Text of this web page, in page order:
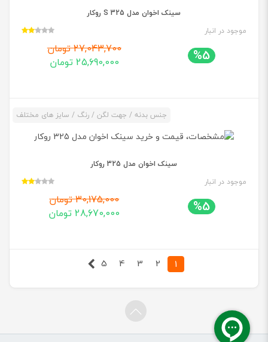
سینک اخوان مدل S 325 روکار
موجود در انبار
%5
27,043,700 تومان
25,690,000 تومان
جنس بدنه / جهت لگن / رنگ / سایز های مختلف
سینک اخوان مدل 325 روکار
موجود در انبار
%5
30,175,000 تومان
28,670,000 تومان
1
2
3
4
5